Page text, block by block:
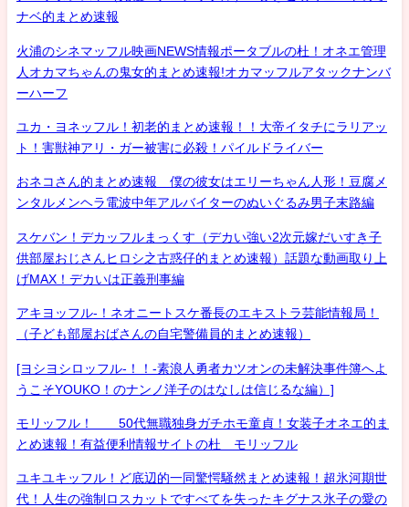
ナベ的まとめ速報
火浦のシネマッフル映画NEWS情報ポータブルの杜！オネエ管理
人オカマちゃんの鬼女的まとめ速報!オカマッフルアタックナンバ
ーハーフ
ユカ・ヨネッフル！初老的まとめ速報！！大帝イタチにラリアッ
ト！害獣神アリ・ガー被害に必殺！パイルドライバー
おネコさん的まとめ速報 僕の彼女はエリーちゃん人形！豆腐メ
ンタルメンヘラ電波中年アルバイターのぬいぐるみ男子末路編
スケバン！デカッフルまっくす（デカい強い2次元嫁だいすき子
供部屋おじさんヒロシ之古惑仔的まとめ速報）話題な動画取り上
げMAX！デカいは正義刑事編
アキヨッフル-！ネオニートスケ番長のエキストラ芸能情報局！
（子ども部屋おばさんの自宅警備員的まとめ速報）
[ヨシヨシロッフル-！！-素浪人勇者カツオンの未解決事件簿へよ
うこそYOUKO！のナンノ洋子のはなしは信じるな編）]
モリッフル！ 50代無職独身ガチホモ童貞！女装子オネエ的ま
とめ速報！有益便利情報サイトの杜 モリッフル
ユキユキッフル！ど底辺的一同驚愕騒然まとめ速報！超氷河期世
代！人生の強制ロスカットですべてを失ったキグナス氷子の愛の